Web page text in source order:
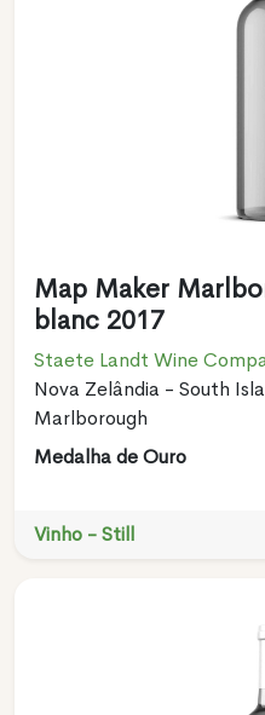
Map Maker
blanc 2017
Staete Landt Wine
Nova Zelândia - South
Marlborough
Medalha de Ouro
Vinho - Still